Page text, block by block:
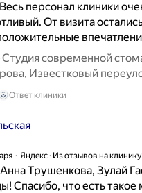
персонал клиники
От визита
современной
Известковый
Ответ клиники
Яндекс · Из отзывов на клинику
Трушенкова, Зулай
Спасибо, что есть такое